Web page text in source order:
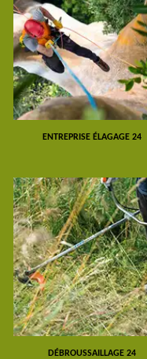
ENTREPRISE ÉLAGAGE 24
DÉBROUSSAILLAGE 24